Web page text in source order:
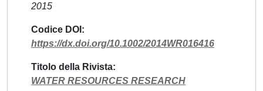
2015
Codice DOI
https://dx.doi.org/10.1002/2014WR016416
Titolo della Rivista
WATER RESOURCES RESEARCH